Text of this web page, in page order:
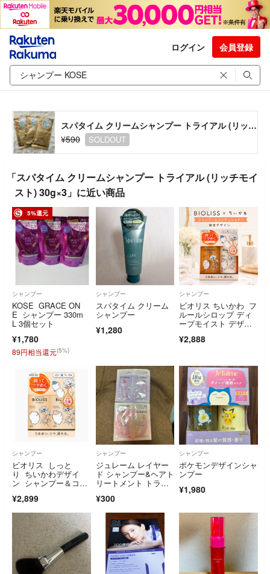
ログイン 会員登録
スパタイム クリームシャンプー トライアル (リッチモイスト) 30g×3
¥590
SOLDOUT
「スパタイム クリームシャンプー トライアル (リッチモイ
スト) 30g×3」に近い商品
5%還元
シャンプー
KOSE GRACE ON
E シャンプー 330m
L 3個セット
¥1,780
89円相当還元(5%)
シャンプー
スパタイム クリーム
シャンプー
¥1,280
シャンプー
ビオリス ちいかわ フ
ルールシロップ ディ
ープモイスト デザイ
¥2,888
シャンプー
ビオリス しっと
り ちいかわデザイ
ン シャンプー＆コン
¥2,899
シャンプー
ジュレーム レイヤー
ド シャンプー&ヘアト
リートメント トライ
¥300
シャンプー
ポケモンデザインシャ
ンプー
¥1,980